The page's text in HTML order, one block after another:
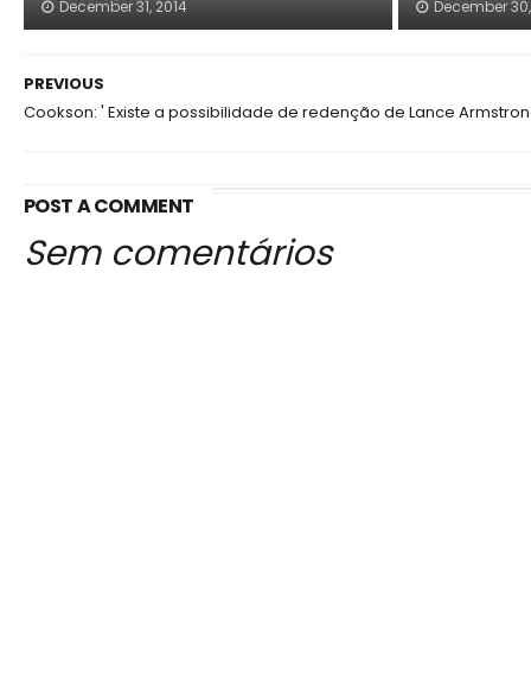
December 31, 2014 December
PREVIOUS
Cookson: ' Existe a possibilidade de redenção de Lance
POST A COMMENT
Sem comentários